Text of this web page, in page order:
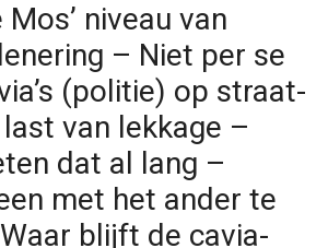
niveau van
– Niet per se
(politie) op straat-
van lekkage –
dat al lang –
met het ander te
blijft de cavia-